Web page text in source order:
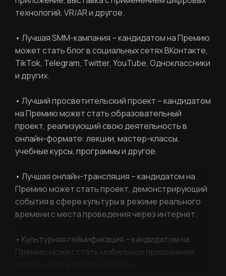
технологий, VR/AR и другое.
• Лучшая SMM-кампания – кандидатом на Премию
может стать блог в социальных сетях ВКонтакте,
TikTok, Telegram, Twitter, YouTube, Одноклассники
и других.
• Лучший просветительский проект – кандидатом
на Премию может стать образовательный
проект, реализующий свою деятельность в
онлайн-формате: лекции, мастер-классы,
учебные курсы, программы и другое.
• Лучшая онлайн-трансляция – кандидатом на
Премию может стать проект, демонстрирующий
события в сфере культуры в режиме реального
времени с места проведения через интернет.
• Культурная геймификация – кандидатом на
Премию может стать мобильное приложение,
Пароль
Забыли пароль?
Регистрация
Задайте пароль
Повторите пароль
Нажимая кнопку «Отправить», вы
Отправить
Вход в личный кабинет
Отправить
Вход в личный кабинет